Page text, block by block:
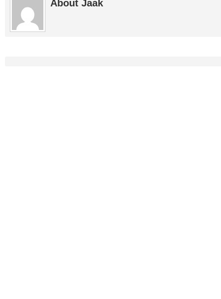
About Jaak